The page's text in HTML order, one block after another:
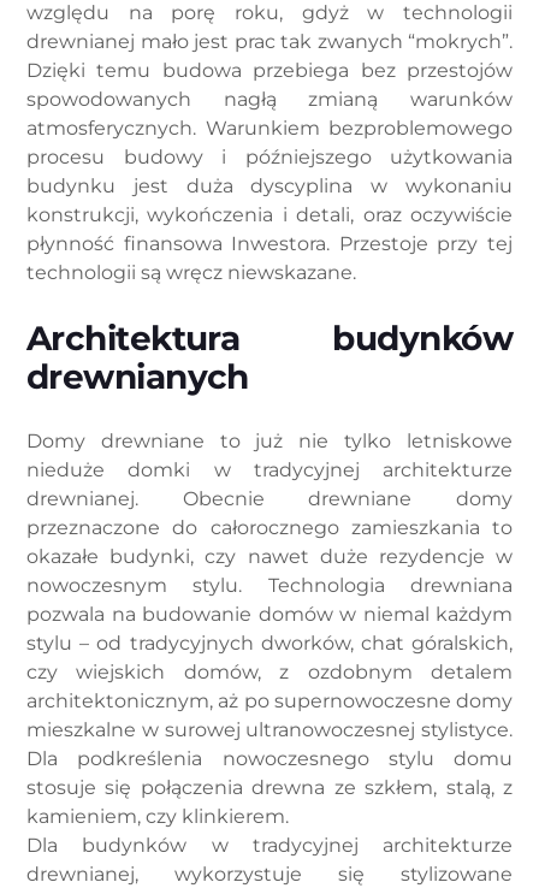
względu na porę roku, gdyż w technologii
drewnianej mało jest prac tak zwanych “mokrych”.
Dzięki temu budowa przebiega bez przestojów
spowodowanych nagłą zmianą warunków
atmosferycznych. Warunkiem bezproblemowego
procesu budowy i późniejszego użytkowania
budynku jest duża dyscyplina w wykonaniu
konstrukcji, wykończenia i detali, oraz oczywiście
płynność finansowa Inwestora. Przestoje przy tej
technologii są wręcz niewskazane.
Architektura budynków
drewnianych
Domy drewniane to już nie tylko letniskowe
nieduże domki w tradycyjnej architekturze
drewnianej. Obecnie drewniane domy
przeznaczone do całorocznego zamieszkania to
okazałe budynki, czy nawet duże rezydencje w
nowoczesnym stylu. Technologia drewniana
pozwala na budowanie domów w niemal każdym
stylu – od tradycyjnych dworków, chat góralskich,
czy wiejskich domów, z ozdobnym detalem
architektonicznym, aż po supernowoczesne domy
mieszkalne w surowej ultranowoczesnej stylistyce.
Dla podkreślenia nowoczesnego stylu domu
stosuje się połączenia drewna ze szkłem, stalą, z
kamieniem, czy klinkierem.
Dla budynków w tradycyjnej architekturze
drewnianej, wykorzystuje się stylizowane